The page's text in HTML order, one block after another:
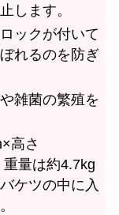
します。
ックが付いて
れるのを防ぎ
雑菌の繁殖を
高さ
量は約4.7kg
ケツの中に入